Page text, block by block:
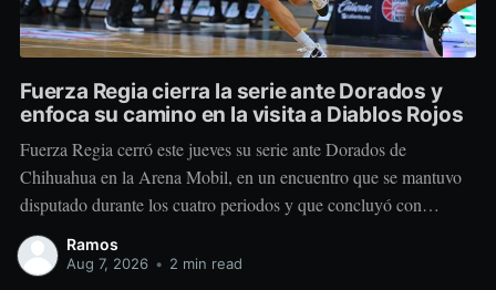
Fuerza Regia cierra la serie ante Dorados y
enfoca su camino en la visita a Diablos Rojos
Fuerza Regia cerró este jueves su serie ante Dorados de
Chihuahua en la Arena Mobil, en un encuentro que se mantuvo
disputado durante los cuatro periodos y que concluyó con
marcador de 86-92 a favor del conjunto visitante. El cuadro
regiomontano se mantuvo cerca desde el comienzo. Dorados
Ramos
Aug 7, 2026 • 2 min read